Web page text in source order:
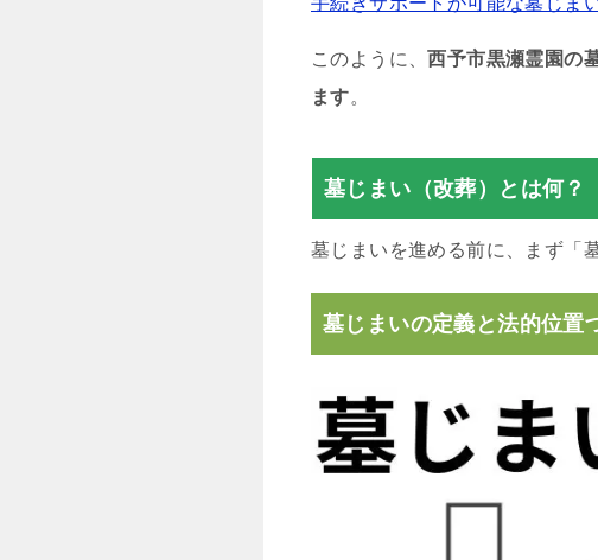
このように、西予市黒瀬霊園の
ます。
墓じまい（改葬）とは何？
墓じまいを進める前に、まず「
墓じまいの定義と法的位置